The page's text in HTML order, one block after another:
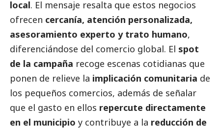
local. El mensaje resalta que estos negocios
ofrecen cercanía, atención personalizada,
asesoramiento experto y trato humano,
diferenciándose del comercio global. El spot
de la campaña recoge escenas cotidianas que
ponen de relieve la implicación comunitaria de
los pequeños comercios, además de señalar
que el gasto en ellos repercute directamente
en el municipio y contribuye a la reducción de